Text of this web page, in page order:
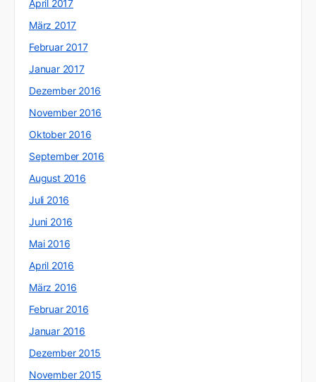
April 2017
März 2017
Februar 2017
Januar 2017
Dezember 2016
November 2016
Oktober 2016
September 2016
August 2016
Juli 2016
Juni 2016
Mai 2016
April 2016
März 2016
Februar 2016
Januar 2016
Dezember 2015
November 2015